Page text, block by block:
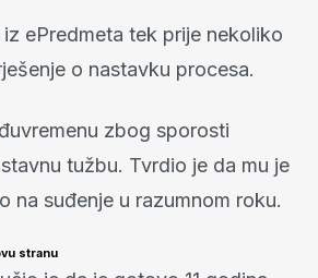
ePredmeta tek prije nekoliko
o nastavku procesa.
zbog sporosti
tužbu. Tvrdio je da mu je
na suđenje u razumnom roku.
stranu